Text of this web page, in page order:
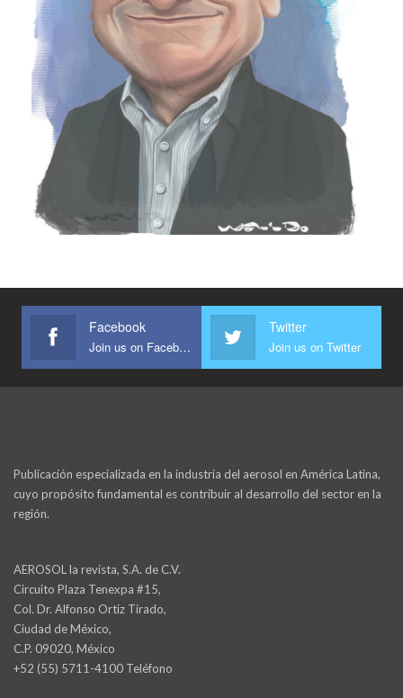
Facebook
Join us on Facebook
Twitter
Join us on Twitter
Publicación especializada en la industria del aerosol en América Latina,
cuyo propósito fundamental es contribuir al desarrollo del sector en la
región.
AEROSOL la revista, S.A. de C.V.
Circuito Plaza Tenexpa #15,
Col. Dr. Alfonso Ortiz Tirado,
Ciudad de México,
C.P. 09020, México
+52 (55) 5711-4100 Teléfono